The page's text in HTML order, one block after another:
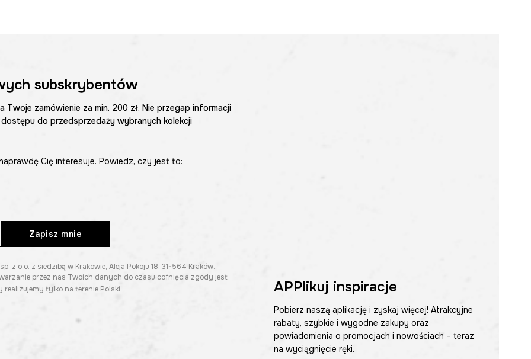
subskrybentów
zamówienie za min. 200 zł. Nie przegap informacji
do przedsprzedaży wybranych kolekcji
Cię interesuje. Powiedz, czy jest to:
Zapisz mnie
o.o. z siedzibą w Krakowie, Aleja Pokoju 18, 31-564 Kraków.
przez nas Twoich danych do czasu cofnięcia zgody jest
realizujemy tylko na terenie Polski. APPlikuj inspiracje
Pobierz naszą aplikację i zyskaj więcej! Atrakcyjne
rabaty, szybkie i wygodne zakupy oraz
powiadomienia o promocjach i nowościach – teraz
na wyciągnięcie ręki.